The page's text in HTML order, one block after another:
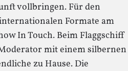
vollbringen. Für den
Formate am
In Touch. Beim Flaggschiff
mit einem silbernen
zu Hause. Die